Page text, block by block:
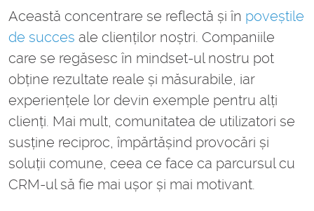
Această concentrare se reflectă și în poveștile
de succes ale clienților noștri. Companiile
care se regăsesc în mindset-ul nostru pot
obține rezultate reale și măsurabile, iar
experiențele lor devin exemple pentru alți
clienți. Mai mult, comunitatea de utilizatori se
susține reciproc, împărtășind provocări și
soluții comune, ceea ce face ca parcursul cu
CRM-ul să fie mai ușor și mai motivant.